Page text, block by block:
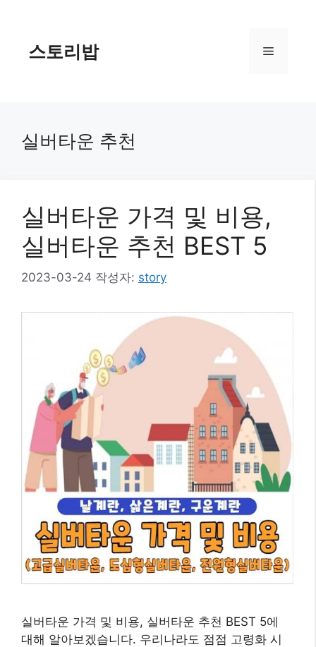
스토리밥 메
실버타운 추천
실버타운 가격 및 비용,
실버타운 추천 BEST 5
2023-03-24 작성자: story
실버타운 가격 및 비용, 실버타운 추천 BEST 5에
대해 알아보겠습니다. 우리나라도 점점 고령화 시